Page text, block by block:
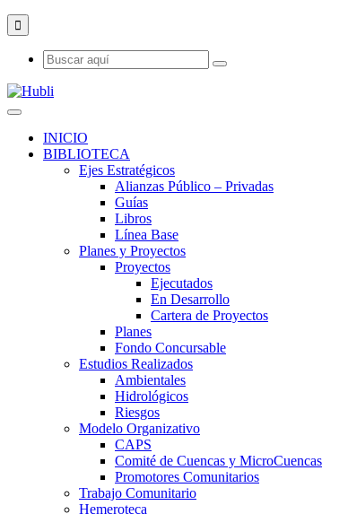
INICIO
BIBLIOTECA
Ejes Estratégicos
Alianzas Público – Privadas
Guías
Libros
Línea Base
Planes y Proyectos
Proyectos
Ejecutados
En Desarrollo
Cartera de Proyectos
Planes
Fondo Concursable
Estudios Realizados
Ambientales
Hidrológicos
Riesgos
Modelo Organizativo
CAPS
Comité de Cuencas y MicroCuencas
Promotores Comunitarios
Trabajo Comunitario
Hemeroteca